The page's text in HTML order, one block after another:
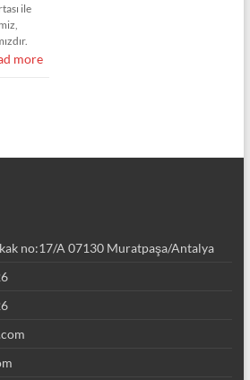
ile
more
no:17/A 07130 Muratpaşa/Antalya